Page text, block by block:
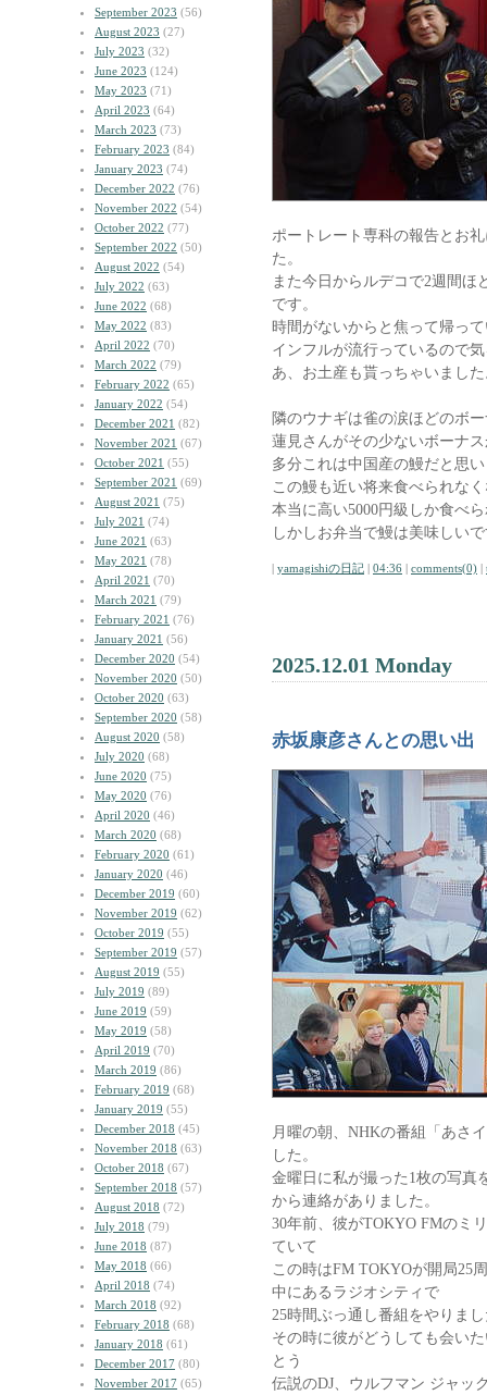
September 2023 (56)
August 2023 (27)
July 2023 (32)
June 2023 (124)
May 2023 (71)
April 2023 (64)
March 2023 (73)
February 2023 (84)
January 2023 (74)
December 2022 (76)
November 2022 (54)
October 2022 (77)
September 2022 (50)
August 2022 (54)
July 2022 (63)
June 2022 (68)
May 2022 (83)
April 2022 (70)
March 2022 (79)
February 2022 (65)
January 2022 (54)
December 2021 (82)
November 2021 (67)
October 2021 (55)
September 2021 (69)
August 2021 (75)
July 2021 (74)
June 2021 (63)
May 2021 (78)
April 2021 (70)
March 2021 (79)
February 2021 (76)
January 2021 (56)
December 2020 (54)
November 2020 (50)
October 2020 (63)
September 2020 (58)
August 2020 (58)
July 2020 (68)
June 2020 (75)
May 2020 (76)
April 2020 (46)
March 2020 (68)
February 2020 (61)
January 2020 (46)
December 2019 (60)
November 2019 (62)
October 2019 (55)
September 2019 (57)
August 2019 (55)
July 2019 (89)
June 2019 (59)
May 2019 (58)
April 2019 (70)
March 2019 (86)
February 2019 (68)
January 2019 (55)
December 2018 (45)
November 2018 (63)
October 2018 (67)
September 2018 (57)
August 2018 (72)
July 2018 (79)
June 2018 (87)
May 2018 (66)
April 2018 (74)
March 2018 (92)
February 2018 (68)
January 2018 (61)
December 2017 (80)
November 2017 (65)
ポートレート専科の報告とお
た。
また今日からルデコで2週間
です。
時間がないからと焦って帰っ
インフルが流行っているので
あ、お土産も貰っちゃいまし
隣のウナギは雀の涙ほどのボ
蓮見さんがその少ないボーナ
多分これは中国産の鰻だと思
この鰻も近い将来食べられな
本当に高い5000円級しか食べ
しかしお弁当で鰻は美味しい
| yamagishiの日記 | 04:36 | comments(0) |
2025.12.01 Monday
赤坂康彦さんとの思い出
月曜の朝、NHKの番組「あさ
した。
金曜日に私が撮った1枚の写真
から連絡がありました。
30年前、彼がTOKYO FMのミ
ていて
この時はFM TOKYOが開局25
中にあるラジオシティで
25時間ぶっ通し番組をやりま
その時に彼がどうしても会い
とう
伝説のDJ、ウルフマン ジャッ